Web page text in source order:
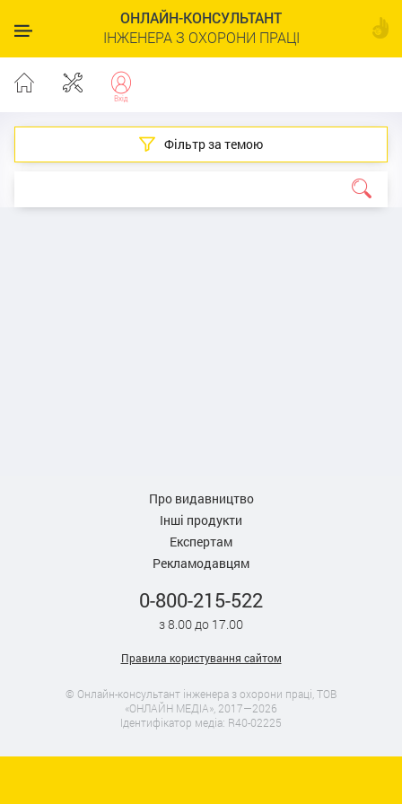
ОНЛАЙН-КОНСУЛЬТАНТ
ІНЖЕНЕРА З ОХОРОНИ ПРАЦІ
Фільтр за темою
Про видавництво
Інші продукти
Експертам
Рекламодавцям
0-800-215-522
з 8.00 до 17.00
Правила користування сайтом
© Онлайн-консультант інженера з охорони праці, ТОВ
«ОНЛАЙН МЕДІА», 2017—2026
Ідентифікатор медіа: R40-02225